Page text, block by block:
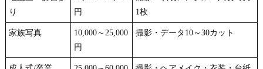
り
円
1枚
家族写真
10,000～25,000
円
撮影・データ10～30カット